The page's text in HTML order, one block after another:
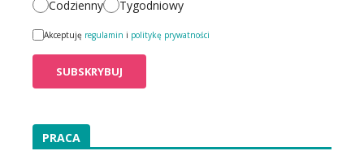
Codzienny Tygodniowy
Akceptuję regulamin i politykę prywatności
PRACA